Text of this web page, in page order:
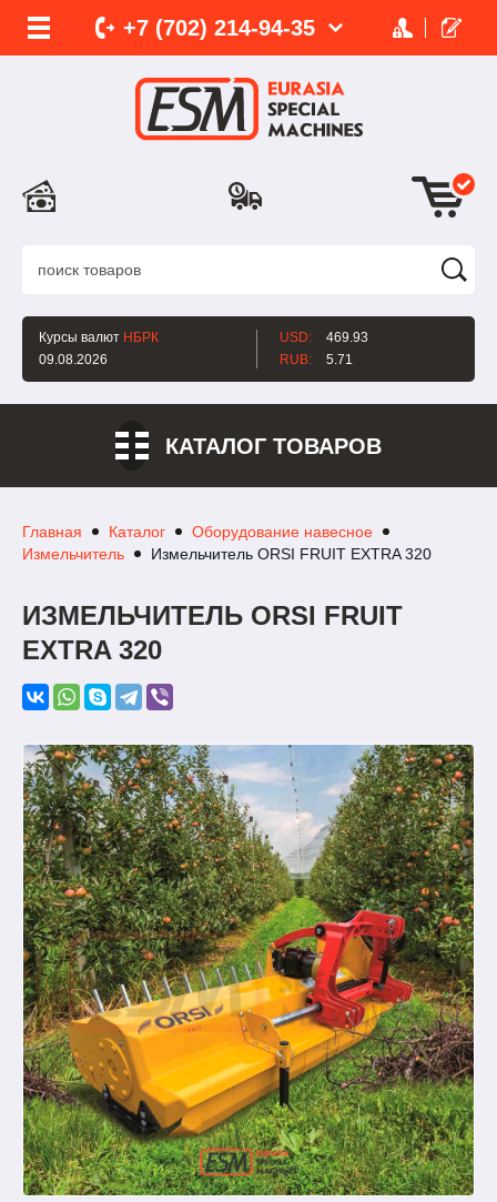
+7 (702) 214-94-35
Курсы валют НБРК
09.08.2026
USD:
469.93
RUB:
5.71
КАТАЛОГ ТОВАРОВ
Главная Каталог
Оборудование навесное
Измельчитель
Измельчитель ORSI FRUIT EXTRA 320
ИЗМЕЛЬЧИТЕЛЬ ORSI FRUIT
EXTRA 320